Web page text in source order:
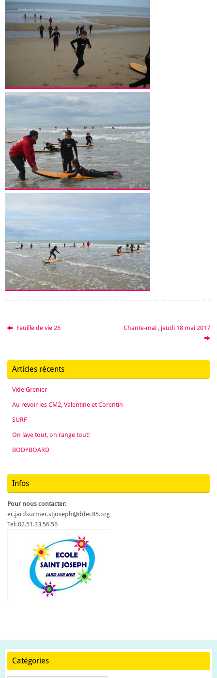
Feuille de vie 26 Chante-mai , jeudi 18 mai 2017
Articles récents
Vide Grenier
Au revoir les CM2, Valentine et Corentin
SURF
On lave tout, on range tout!
BODYBOARD
Infos
Pour nous contacter:
ec.jardsurmer.stjoseph@ddec85.org
Tel: 02.51.33.56.56
Catégories